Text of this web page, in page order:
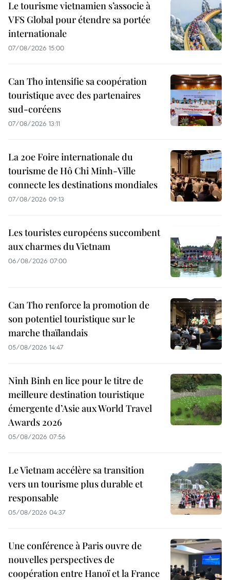
Le tourisme vietnamien s’associe à
VFS Global pour étendre sa portée
internationale
07/08/2026 15:00
Can Tho intensifie sa coopération
touristique avec des partenaires
sud-coréens
07/08/2026 13:11
La 20e Foire internationale du
tourisme de Hô Chi Minh-Ville
connecte les destinations mondiales
07/08/2026 09:13
Les touristes européens succombent
aux charmes du Vietnam
06/08/2026 07:00
Can Tho renforce la promotion de
son potentiel touristique sur le
marche thaïlandais
05/08/2026 14:47
Ninh Binh en lice pour le titre de
meilleure destination touristique
émergente d’Asie aux World Travel
Awards 2026
05/08/2026 07:56
Le Vietnam accélère sa transition
vers un tourisme plus durable et
responsable
05/08/2026 04:37
Une conférence à Paris ouvre de
nouvelles perspectives de
coopération entre Hanoï et la France